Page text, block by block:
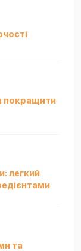
покращити
легкий
та